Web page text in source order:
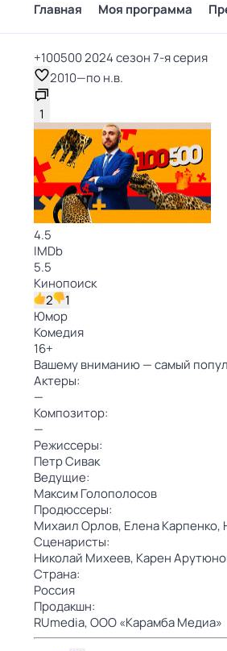
Главная Моя программа
+100500 2024 сезон 7-я серия
2010—по н.в.
1
4.5
IMDb
5.5
Кинопоиск
2
1
Юмор
Комедия
16+
Вашему вниманию — самый
Актеры:
—
Композитор:
—
Режиссеры:
Петр Сивак
Ведущие:
Максим Голополосов
Продюссеры:
Михаил Орлов, Елена Карпенко,
Сценаристы:
Николай Михеев, Карен
Страна:
Россия
Продакшн:
RUmedia,ООО «Карамба Медиа»